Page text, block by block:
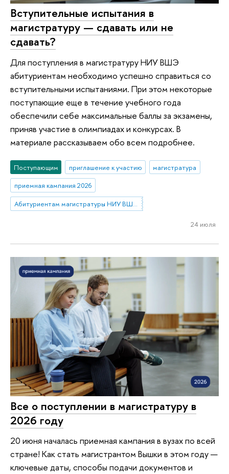
Вступительные испытания в
магистратуру — сдавать или не
сдавать?
Для поступления в магистратуру НИУ ВШЭ
абитуриентам необходимо успешно справиться со
вступительными испытаниями. При этом некоторые
поступающие еще в течение учебного года
обеспечили себе максимальные баллы за экзамены,
приняв участие в олимпиадах и конкурсах. В
материале рассказываем обо всем подробнее.
Поступающим приглашение к участию
магистратура
приемная кампания 2026
Абитуриентам магистратуры НИУ ВШЭ—Нижний Новгород
24 июля
Все о поступлении в магистратуру в
2026 году
20 июня началась приемная кампания в вузах по всей
стране! Как стать магистрантом Вышки в этом году —
ключевые даты, способы подачи документов и